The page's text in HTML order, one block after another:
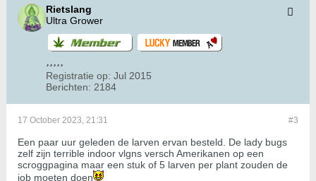
Rietslang
Ultra Grower
Registratie op: Jul 2015
Berichten: 2184
#3
17 October 2023, 21:31
Een paar uur geleden de larven ervan besteld. De lady bugs
zelf zijn terrible indoor vlgns versch Amerikanen op een
scroggpagina maar een stuk of 5 larven per plant zouden de
job moeten doen